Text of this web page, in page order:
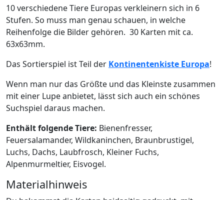
10 verschiedene Tiere Europas verkleinern sich in 6
Stufen. So muss man genau schauen, in welche
Reihenfolge die Bilder gehören. 30 Karten mit ca.
63x63mm.
Das Sortierspiel ist Teil der Kontinentenkiste Europa!
Wenn man nur das Größte und das Kleinste zusammen
mit einer Lupe anbietet, lässt sich auch ein schönes
Suchspiel daraus machen.
Enthält folgende Tiere: Bienenfresser,
Feuersalamander, Wildkaninchen, Braunbrustigel,
Luchs, Dachs, Laubfrosch, Kleiner Fuchs,
Alpenmurmeltier, Eisvogel.
Materialhinweis